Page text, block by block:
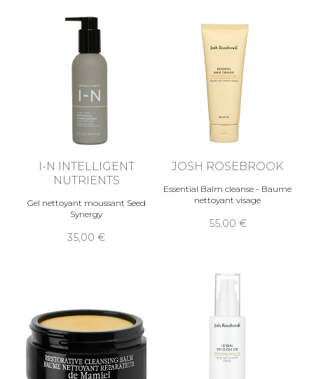
I-N INTELLIGENT
NUTRIENTS
Gel nettoyant moussant Seed
Synergy
35,00
JOSH ROSEBROOK
Essential Balm cleanse - Baume
nettoyant visage
55,00